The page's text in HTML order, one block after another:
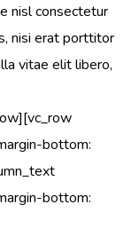
nisl consectetur
nisi erat porttitor
vitae elit libero,
bottom:
bottom: